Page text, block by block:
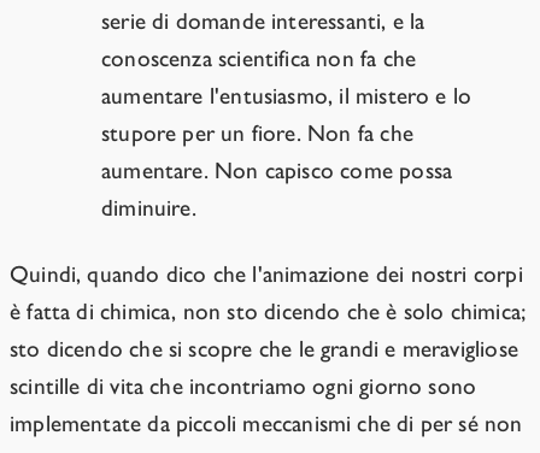
serie di domande interessanti, e la
conoscenza scientifica non fa che
aumentare l'entusiasmo, il mistero e lo
stupore per un fiore. Non fa che
aumentare. Non capisco come possa
diminuire.
Quindi, quando dico che l'animazione dei nostri corpi
è fatta di chimica, non sto dicendo che è solo chimica;
sto dicendo che si scopre che le grandi e meravigliose
scintille di vita che incontriamo ogni giorno sono
implementate da piccoli meccanismi che di per sé non